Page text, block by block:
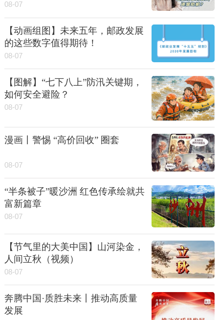
08-07
【动画组图】未来五年，邮政发展
的这些数字值得期待！
08-07
【图解】“七下八上”防汛关键期，
如何安全避险？
08-07
漫画丨警惕 “高价回收” 圈套
08-07
“半条被子”暖沙洲 红色传承绘就共
富新篇章
08-07
【节气里的大美中国】山河染金，
人间立秋（视频）
08-07
奔腾中国·质胜未来丨推动高质量
发展